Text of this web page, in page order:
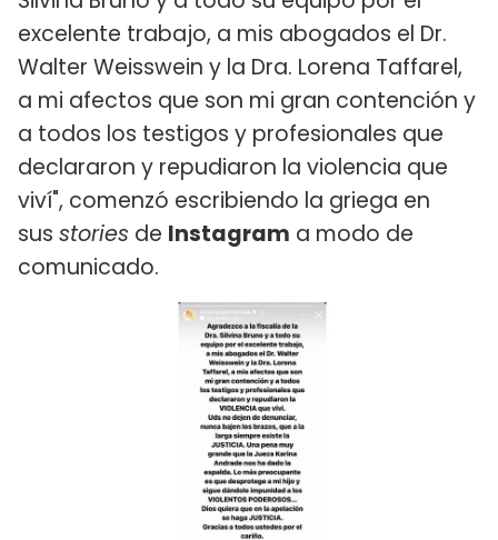
excelente trabajo, a mis abogados el Dr.
Walter Weisswein y la Dra. Lorena Taffarel,
a mi afectos que son mi gran contención y
a todos los testigos y profesionales que
declararon y repudiaron la violencia que
viví", comenzó escribiendo la griega en
sus stories de Instagram a modo de
comunicado.